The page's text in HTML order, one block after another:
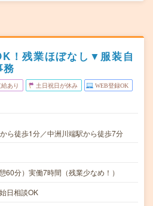
！残業ほぼなし▼服装自
務
あり 土日祝日が休み WEB登録OK
ら徒歩1分／中洲川端駅から徒歩7分
60分）実働7時間（残業少なめ！）
日相談OK